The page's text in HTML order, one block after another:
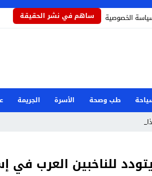
الخصوصية ساهم في نشر الحقيقة
طب وصحة الأسرة الجريمة
يحمي ا_
للناخبين العرب في